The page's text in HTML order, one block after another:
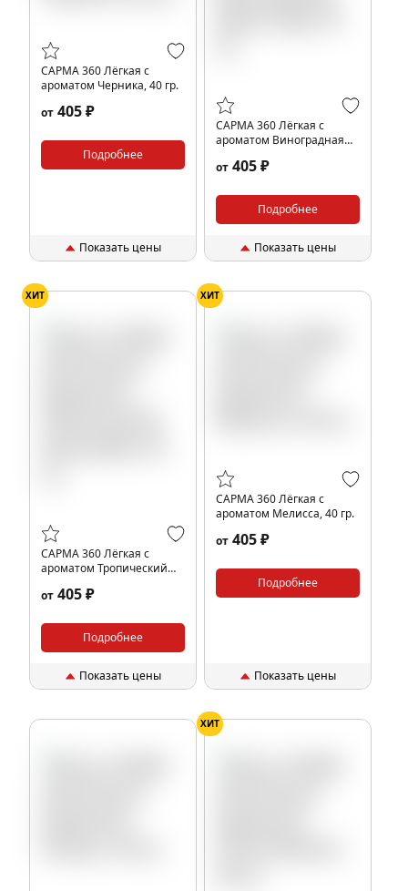
САРМА 360 Лёгкая с
ароматом Черника, 40 гр.
от 405 ₽
Подробнее
Показать цены
САРМА 360 Лёгкая с
ароматом Виноградная
от 405 ₽
Подробнее
Показать цены
ХИТ
САРМА 360 Лёгкая с
ароматом Тропический
от 405 ₽
Подробнее
Показать цены
ХИТ
САРМА 360 Лёгкая с
ароматом Мелисса, 40 гр.
от 405 ₽
Подробнее
Показать цены
ХИТ